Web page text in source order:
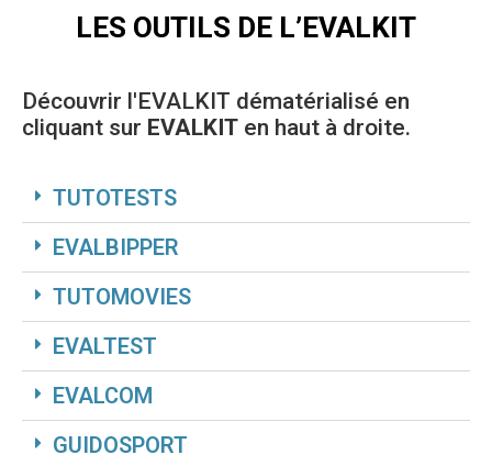
LES OUTILS DE L’EVALKIT
Découvrir l'EVALKIT dématérialisé en
cliquant sur EVALKIT en haut à droite.
TUTOTESTS
EVALBIPPER
TUTOMOVIES
EVALTEST
EVALCOM
GUIDOSPORT